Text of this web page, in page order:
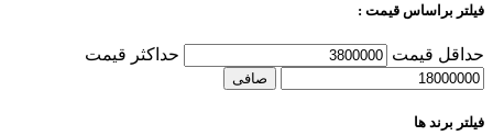
فیلتر براساس قیمت :
حداقل قیمت حداكثر قيمت
صافی
فیلتر برند ها